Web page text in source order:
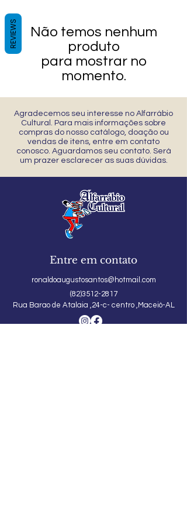
Não temos nenhum
produto
para mostrar no
momento.
Agradecemos seu interesse no Alfarrábio
Cultural. Para mais informações sobre
compras do nosso catálogo, doação ou
vendas de itens, entre em contato
conosco. Aguardamos seu contato. Será
um prazer esclarecer as suas dúvidas.
Entre em contato
ronaldoaugustosantos@hotmail.com
(82)3512-2817
Rua Barao de Atalaia ,24-c- centro ,Maceió-AL
REVIEWS